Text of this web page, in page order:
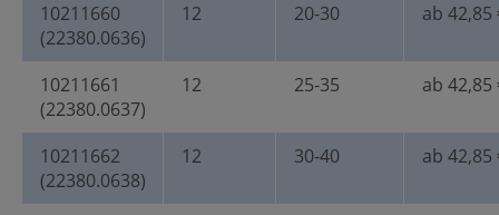
10211660
(22380.0636)
12 20-30 ab 42,85
10211661
(22380.0637)
12 25-35 ab 42,85
10211662
(22380.0638)
12 30-40 ab 42,85